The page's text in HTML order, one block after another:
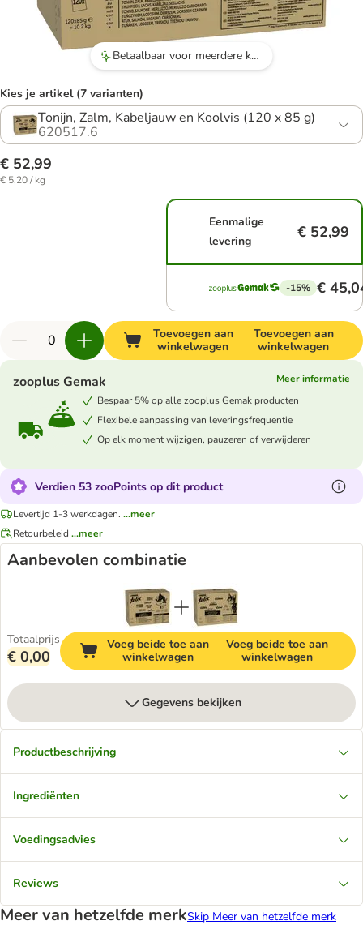
Betaalbaar voor meerdere katten.
Kies je artikel (7 varianten)
Tonijn, Zalm, Kabeljauw en Koolvis (120 x 85 g)
620517.6
€ 52,99
€ 5,20 / kg
Eenmalige
levering
€ 52,99
-15% €
Toevoegen aan
winkelwagen
Toevoegen aan
winkelwagen
zooplus Gemak
Meer informatie
Bespaar 5% op alle zooplus Gemak producten
Flexibele aanpassing van leveringsfrequentie
Op elk moment wijzigen, pauzeren of verwijderen
Verdien 53 zooPoints op dit product
Levertijd 1-3 werkdagen. ...meer
Retourbeleid ...meer
Aanbevolen combinatie
Totaalprijs
€ 0,00
Voeg beide toe aan
winkelwagen
Voeg beide toe aan
winkelwagen
Gegevens bekijken
Productbeschrijving
Ingrediënten
Voedingsadvies
Reviews
Meer van hetzelfde merkSkip Meer van hetzelfde merk